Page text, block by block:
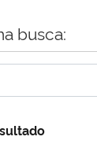
busca: